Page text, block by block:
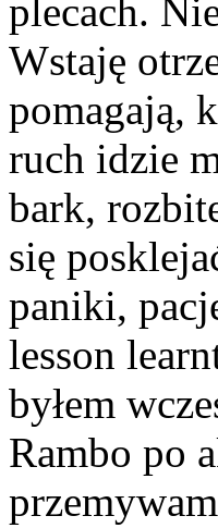
plecach.
Wstaję
pomagają,
ruch idzie
bark,
się
paniki,
lesson
byłem
Rambo po